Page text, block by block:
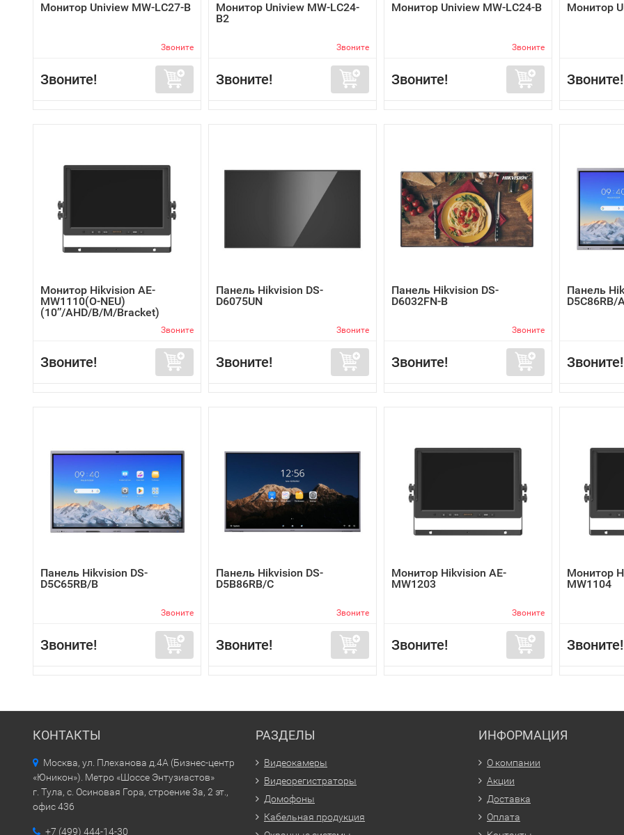
Монитор Uniview MW-LC27-B
Звоните
Звоните!
Монитор Uniview MW-LC24-
B2
Звоните
Звоните!
Монитор Uniview MW-LC24-B
Звоните
Звоните!
Монитор
Звоните!
Монитор Hikvision AE-
MW1110(O-NEU)
(10’’/AHD/B/M/Bracket)
Звоните
Звоните!
Панель Hikvision DS-
D6075UN
Звоните
Звоните!
Панель Hikvision DS-
D6032FN-B
Звоните
Звоните!
Панель
D5C86RB/
Звоните!
Панель Hikvision DS-
D5C65RB/B
Звоните
Звоните!
Панель Hikvision DS-
D5B86RB/C
Звоните
Звоните!
Монитор Hikvision AE-
MW1203
Звоните
Звоните!
Монитор
MW1104
Звоните!
КОНТАКТЫ
Москва, ул. Плеханова д.4А (Бизнес-центр
«Юникон»). Метро «Шоссе Энтузиастов»
г. Тула, с. Осиновая Гора, строение 3а, 2 эт.,
офис 436
+7 (499) 444-14-30
РАЗДЕЛЫ
Видеокамеры
Видеорегистраторы
Домофоны
Кабельная продукция
ИНФОРМАЦИЯ
О компании
Акции
Доставка
Оплата